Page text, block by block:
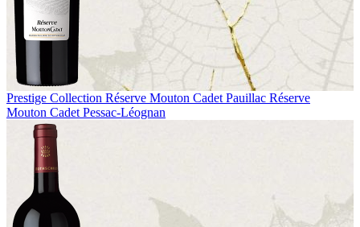
Prestige Collection Réserve Mouton Cadet Pauillac Réserve
Mouton Cadet Pessac-Léognan